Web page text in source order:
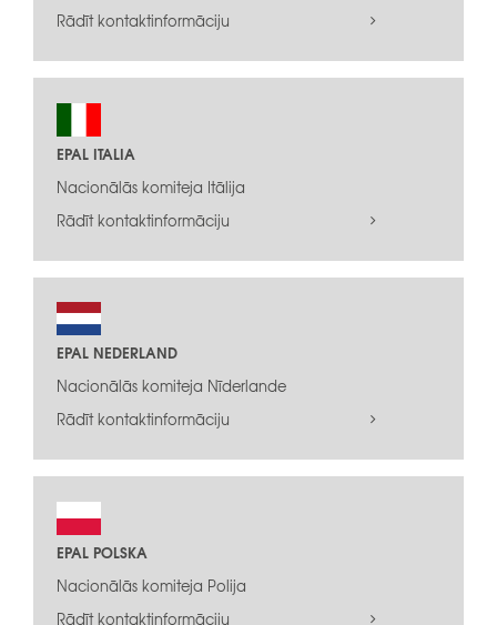
Rādīt kontaktinformāciju
EPAL ITALIA
Nacionālās komiteja Itālija
Rādīt kontaktinformāciju
EPAL NEDERLAND
Nacionālās komiteja Nīderlande
Rādīt kontaktinformāciju
EPAL POLSKA
Nacionālās komiteja Polija
Rādīt kontaktinformāciju